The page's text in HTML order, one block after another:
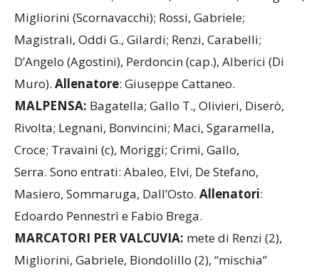
Migliorini (Scornavacchi); Rossi, Gabriele;
Magistrali, Oddi G., Gilardi; Renzi, Carabelli;
D’Angelo (Agostini), Perdoncin (cap.), Alberici (Di
Muro). Allenatore: Giuseppe Cattaneo.
MALPENSA: Bagatella; Gallo T., Olivieri, Diserò,
Rivolta; Legnani, Bonvincini; Maci, Sgaramella,
Croce; Travaini (c), Moriggi; Crimi, Gallo,
Serra. Sono entrati: Abaleo, Elvi, De Stefano,
Masiero, Sommaruga, Dall’Osto. Allenatori:
Edoardo Pennestrì e Fabio Brega.
MARCATORI PER VALCUVIA: mete di Renzi (2),
Migliorini, Gabriele, Biondolillo (2), “mischia”